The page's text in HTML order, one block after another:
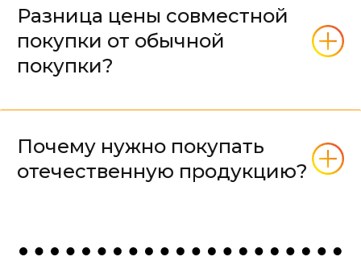
Разница цены совместной
покупки от обычной
покупки?
Почему нужно покупать
отечественную продукцию?